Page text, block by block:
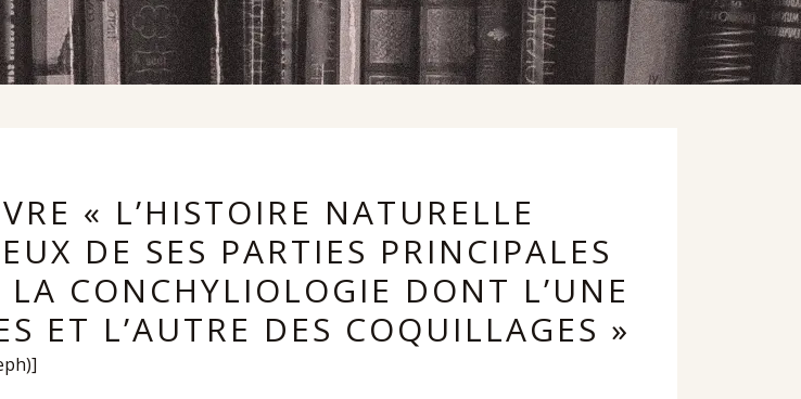
« L’HISTOIRE NATURELLE
DE SES PARTIES PRINCIPALES
CONCHYLIOLOGIE DONT L’UNE
ET L’AUTRE DES COQUILLAGES »